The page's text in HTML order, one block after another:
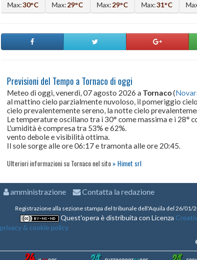
Max:30°C
Max:29°C
Max:29°C
Max:31°C
Previsioni del Tempo a Tornaco di oggi
Meteo di oggi, venerdì, 07 agosto 2026 a Tornaco(
al mattino cielo parzialmente nuvoloso, il pomeriggio
cielo prevalentemente sereno, la notte cielo
Le temperature oscillano tra i 30° come massima e i 28°
L'umidità è compresa tra 53% e 62%.
vento debole e visibilità ottima.
Il sole sorge alle ore 06:17 e tramonta alle ore 20:45.
Ulteriori informazioni su Tornaco nel sito Himet srl
amministrazione Contatta la redazione
Registrazione alla sezione stampa del tribunale dell'Aquila del 26/
Quest'opera è distribuita con Licenza
privacy & cookie policy